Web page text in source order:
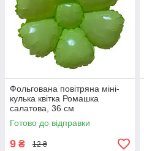
Фольгована повітряна міні-
кулька квітка Ромашка
салатова, 36 см
Готово до відправки
9 ₴ 12 ₴